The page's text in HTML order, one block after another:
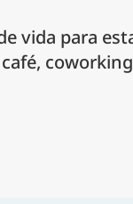
vida para
Moneda